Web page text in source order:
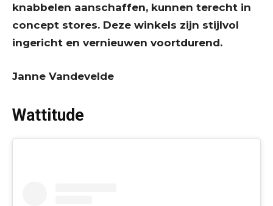
knabbelen aanschaffen, kunnen terecht in
concept stores. Deze winkels zijn stijlvol
ingericht en vernieuwen voortdurend.
Janne Vandevelde
Wattitude